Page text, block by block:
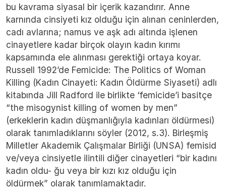
bu kavrama siyasal bir içerik kazandırır. Anne
karnında cinsiyeti kız olduğu için alınan ceninlerden,
cadı avlarına; namus ve aşk adı altında işlenen
cinayetlere kadar birçok olayın kadın kırımı
kapsamında ele alınması gerektiği ortaya koyar.
Russell 1992’de Femicide: The Politics of Woman
Killing (Kadın Cinayeti: Kadın Öldürme Siyaseti) adlı
kitabında Jill Radford ile birlikte ‘femicide’i basitçe
“the misogynist killing of women by men”
(erkeklerin kadın düşmanlığıyla kadınları öldürmesi)
olarak tanımladıklarını söyler (2012, s.3). Birleşmiş
Milletler Akademik Çalışmalar Birliği (UNSA) femisid
ve/veya cinsiyetle ilintili diğer cinayetleri “bir kadını
kadın oldu- ğu veya bir kızı kız olduğu için
öldürmek” olarak tanımlamaktadır.